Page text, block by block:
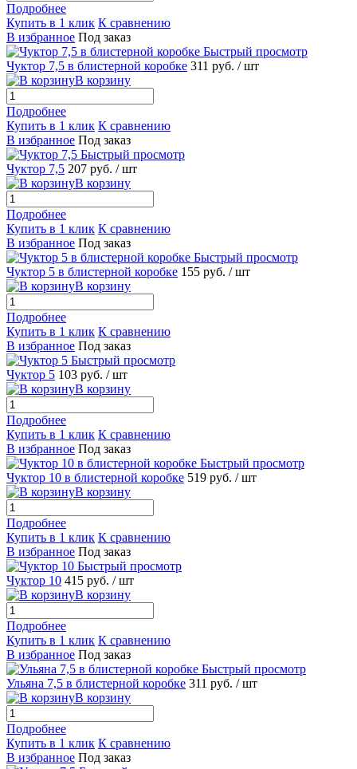
Подробнее
Купить в 1 клик К сравнению
В избранное Под заказ
Быстрый просмотр
Чуктор 7,5 в блистерной коробке 311 руб. / шт
В корзину
Подробнее
Купить в 1 клик К сравнению
В избранное Под заказ
Быстрый просмотр
Чуктор 7,5 207 руб. / шт
В корзину
Подробнее
Купить в 1 клик К сравнению
В избранное Под заказ
Быстрый просмотр
Чуктор 5 в блистерной коробке 155 руб. / шт
В корзину
Подробнее
Купить в 1 клик К сравнению
В избранное Под заказ
Быстрый просмотр
Чуктор 5 103 руб. / шт
В корзину
Подробнее
Купить в 1 клик К сравнению
В избранное Под заказ
Быстрый просмотр
Чуктор 10 в блистерной коробке 519 руб. / шт
В корзину
Подробнее
Купить в 1 клик К сравнению
В избранное Под заказ
Быстрый просмотр
Чуктор 10 415 руб. / шт
В корзину
Подробнее
Купить в 1 клик К сравнению
В избранное Под заказ
Быстрый просмотр
Ульяна 7,5 в блистерной коробке 311 руб. / шт
В корзину
Подробнее
Купить в 1 клик К сравнению
В избранное Под заказ